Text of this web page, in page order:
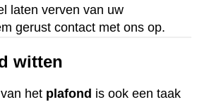
laten verven van uw
gerust contact met ons op.
witten
van het plafond is ook een taak